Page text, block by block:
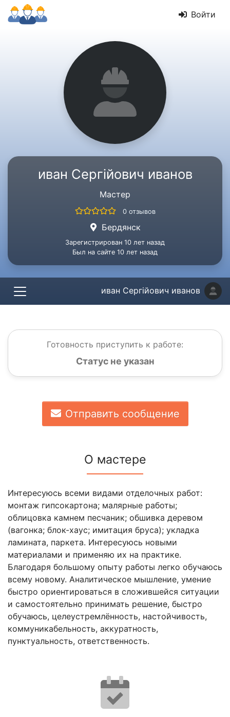
Войти
иван Сергійович иванов
Мастер
0 отзывов
Бердянск
Зарегистрирован 10 лет назад
Был на сайте 10 лет назад
иван Сергійович иванов
Готовность приступить к работе:
Статус не указан
Отправить сообщение
О мастере
Интересуюсь всеми видами отделочных работ:
монтаж гипсокартона; малярные работы;
облицовка камнем песчаник; обшивка деревом
(вагонка; блок-хаус; имитация бруса); укладка
ламината, паркета. Интересуюсь новыми
материалами и применяю их на практике.
Благодаря большому опыту работы легко обучаюсь
всему новому. Аналитическое мышление, умение
быстро ориентироваться в сложившейся ситуации
и самостоятельно принимать решение, быстро
обучаюсь, целеустремлённость, настойчивость,
коммуникабельность, аккуратность,
пунктуальность, ответственность.